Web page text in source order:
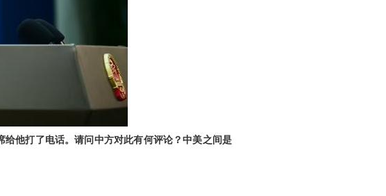
他打了电话。请问中方对此有何评论？中美之间是